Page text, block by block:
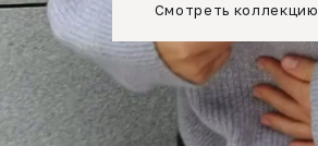
Смотреть коллекцию